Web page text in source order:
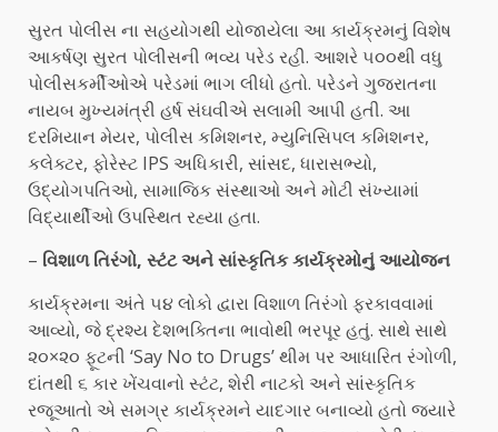
સુરત પોલીસ ના સહયોગથી યોજાયેલા આ કાર્યક્રમનું વિશેષ
આકર્ષણ સુરત પોલીસની ભવ્ય પરેડ રહી. આશરે ૫૦૦થી વધુ
પોલીસકર્મીઓએ પરેડમાં ભાગ લીધો હતો. પરેડને ગુજરાતના
નાયબ મુખ્યમંત્રી હર્ષ સંઘવીએ સલામી આપી હતી. આ
દરમિયાન મેયર, પોલીસ કમિશનર, મ્યુનિસિપલ કમિશનર,
કલેક્ટર, ફોરેસ્ટ IPS અધિકારી, સાંસદ, ધારાસભ્યો,
ઉદ્યોગપતિઓ, સામાજિક સંસ્થાઓ અને મોટી સંખ્યામાં
વિદ્યાર્થીઓ ઉપસ્થિત રહ્યા હતા.
– વિશાળ તિરંગો, સ્ટંટ અને સાંસ્કૃતિક કાર્યક્રમોનું આયોજન
કાર્યક્રમના અંતે ૫૪ લોકો દ્વારા વિશાળ તિરંગો ફરકાવવામાં
આવ્યો, જે દ્રશ્ય દેશભક્તિના ભાવોથી ભરપૂર હતું. સાથે સાથે
૨૦×૨૦ ફૂટની ‘Say No to Drugs’ થીમ પર આધારિત રંગોળી,
દાંતથી ૬ કાર ખેંચવાનો સ્ટંટ, શેરી નાટકો અને સાંસ્કૃતિક
રજૂઆતો એ સમગ્ર કાર્યક્રમને યાદગાર બનાવ્યો હતો જયારે